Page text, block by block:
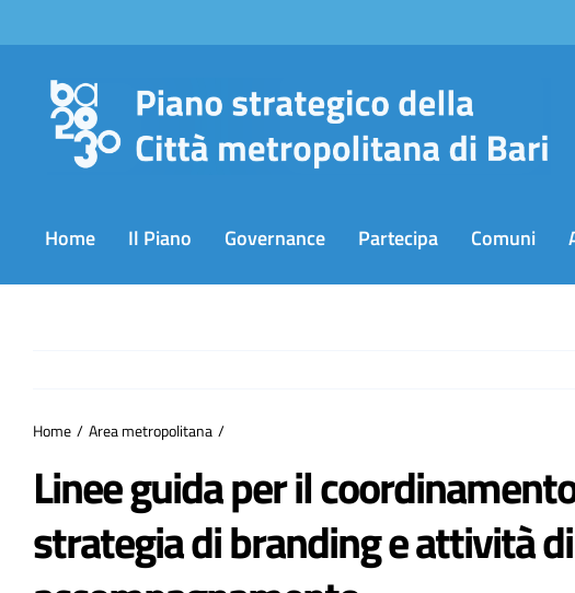
al
contenuto
Home Il Piano Governance Partecipa Comuni
Home Area metropolitana
Linee guida per il
strategia di branding e attività di